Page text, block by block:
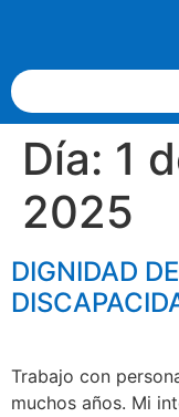
Día: 1
2025
DIGNIDAD
Trabajo con
muchos años. Mi